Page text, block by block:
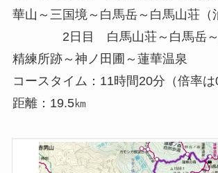
華山～三国境～白馬岳～白馬山荘（
2日目 白馬山荘～白馬岳～
精練所跡～神ノ田圃～蓮華温泉
コースタイム：11時間20分（倍率は
距離：19.5㎞